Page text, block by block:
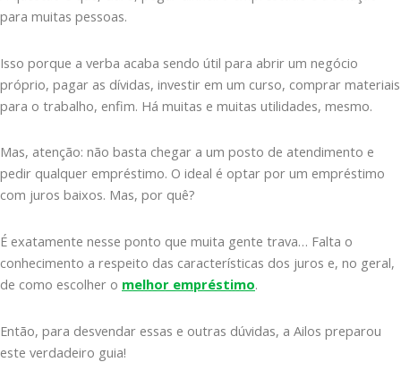
para muitas pessoas.
Isso porque a verba acaba sendo útil para abrir um negócio
próprio, pagar as dívidas, investir em um curso, comprar materiais
para o trabalho, enfim. Há muitas e muitas utilidades, mesmo.
Mas, atenção: não basta chegar a um posto de atendimento e
pedir qualquer empréstimo. O ideal é optar por um empréstimo
com juros baixos. Mas, por quê?
É exatamente nesse ponto que muita gente trava… Falta o
conhecimento a respeito das características dos juros e, no geral,
de como escolher o melhor empréstimo.
Então, para desvendar essas e outras dúvidas, a Ailos preparou
este verdadeiro guia!